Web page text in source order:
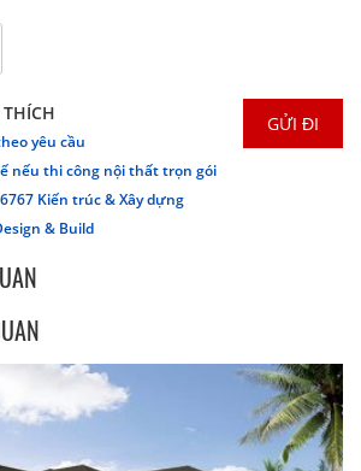
yêu cầu
nếu thi công nội thất trọn gói
Kiến trúc & Xây dựng
& Build